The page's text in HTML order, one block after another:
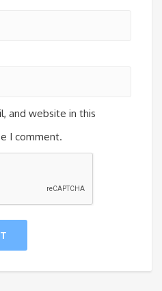
and website in this
I comment.